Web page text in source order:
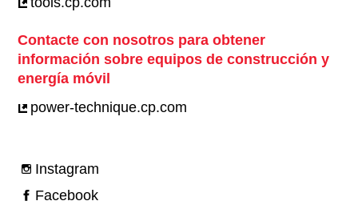
Contacte con nosotros para obtener
información sobre equipos de construcción y
energía móvil
power-technique.cp.com
Instagram
Facebook